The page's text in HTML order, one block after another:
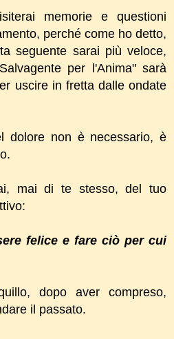
memorie e questioni
perché come ho detto,
seguente sarai più veloce,
per l'Anima" sarà
uscire in fretta dalle ondate
dolore non è necessario, è
mai di te stesso, del tuo
felice e fare ciò per cui
dopo aver compreso,
il passato.